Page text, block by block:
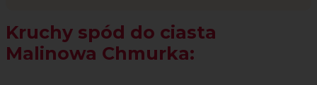
Kruchy spód do ciasta
Malinowa Chmurka: